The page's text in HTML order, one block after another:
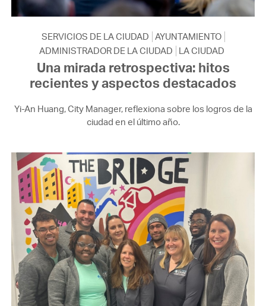
SERVICIOS DE LA CIUDAD AYUNTAMIENTO
ADMINISTRADOR DE LA CIUDAD
LA CIUDAD
Una mirada retrospectiva: hitos
recientes y aspectos destacados
Yi-An Huang, City Manager, reflexiona sobre los logros de la
ciudad en el último año.